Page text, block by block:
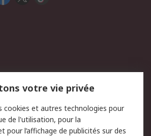
2.500 marques
Support technique
votre vie privée
cookies et autres technologies pour
de l'utilisation, pour la
pour l’affichage de publicités sur des